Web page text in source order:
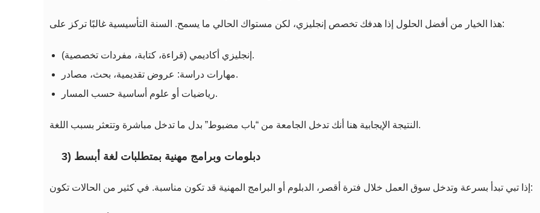
هذا الخيار من أفضل الحلول إذا هدفك تخصص إنجليزي، لكن مستواك الحالي ما يسمح. السنة التأسيسية غالبًا تركز على:
إنجليزي أكاديمي (قراءة، كتابة، مفردات تخصصية).
مهارات دراسة: عروض تقديمية، بحث، مصادر.
رياضيات أو علوم أساسية حسب المسار.
النتيجة الإيجابية هنا أنك تدخل الجامعة من “باب مضبوط” بدل ما تدخل مباشرة وتتعثر بسبب اللغة.
3) دبلومات وبرامج مهنية بمتطلبات لغة أبسط
إذا تبي تبدأ بسرعة وتدخل سوق العمل خلال فترة أقصر، الدبلوم أو البرامج المهنية قد تكون مناسبة. في كثير من الحالات تكون: